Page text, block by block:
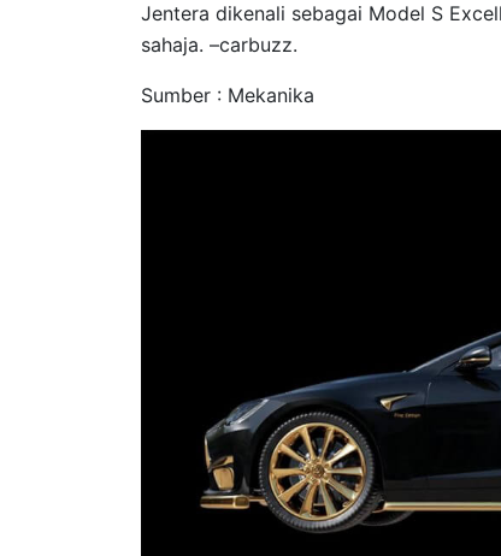
Jentera dikenali sebagai Model S
sahaja. –carbuzz.
Sumber : Mekanika